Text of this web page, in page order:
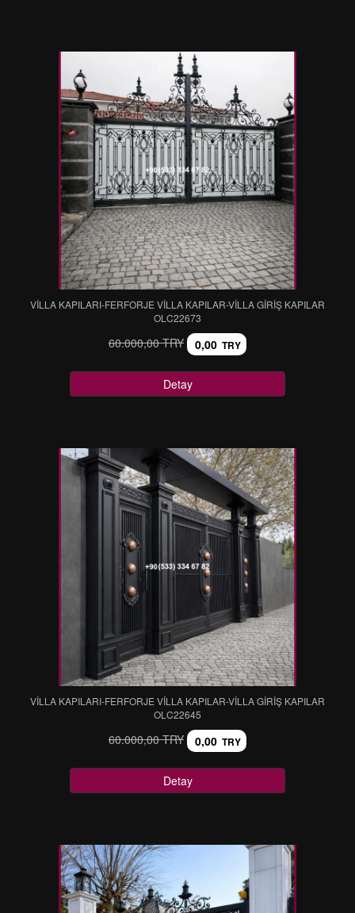
VİLLA KAPILARI-FERFORJE VİLLA KAPILAR-VİLLA GİRİŞ KAPILAR
OLC22673
60.000,00 TRY 0,00 TRY
Detay
VİLLA KAPILARI-FERFORJE VİLLA KAPILAR-VİLLA GİRİŞ KAPILAR
OLC22645
60.000,00 TRY 0,00 TRY
Detay